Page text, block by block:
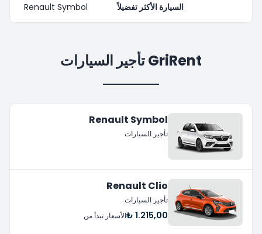
السيارة الأكثر تفضيلاً Renault Symbol
GriRent تأجير السيارات
Renault Symbol
تأجير السيارات
Renault Clio
تأجير السيارات
1.215,00 ₺ الأسعار تبدأ من